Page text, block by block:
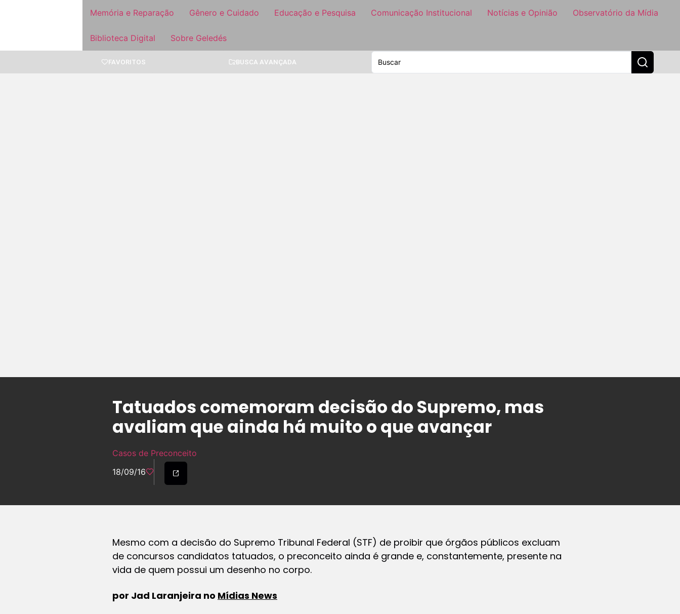
Memória e Reparação Gênero e Cuidado Educação e Pesquisa Comunicação Institucional Notícias e Opinião Observatório da Mídia
Biblioteca Digital Sobre Geledés
FAVORITOS BUSCA AVANÇADA
Tatuados comemoram decisão do Supremo, mas
avaliam que ainda há muito o que avançar
Casos de Preconceito
18/09/16
Mesmo com a decisão do Supremo Tribunal Federal (STF) de proibir que órgãos públicos excluam
de concursos candidatos tatuados, o preconceito ainda é grande e, constantemente, presente na
vida de quem possui um desenho no corpo.
por Jad Laranjeira no Mídias News